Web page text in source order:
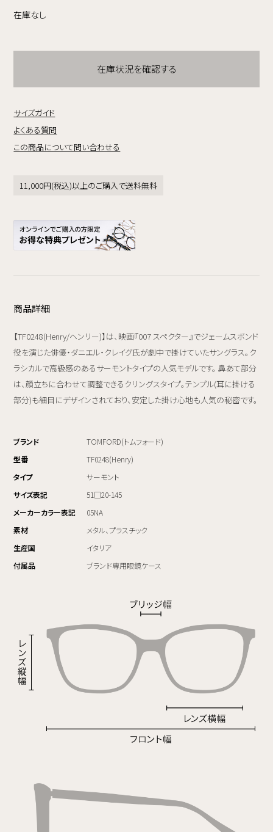
在庫なし
在庫状況を確認する
サイズガイド
よくある質問
この商品について問い合わせる
11,000円(税込)以上のご購入で送料無料
商品詳細
【TF0248(Henry/ヘンリー)】は、映画『007 スペクター』でジェームスボンド
役を演じた俳優・ダニエル・クレイグ氏が劇中で掛けていたサングラス。ク
ラシカルで高級感のあるサーモントタイプの人気モデルです。 鼻あて部分
は、顔立ちに合わせて調整できるクリングスタイプ。テンプル(耳に掛ける
部分)も細目にデザインされており、安定した掛け心地も人気の秘密です。
ブランド
TOMFORD(トムフォード)
型番
TF0248(Henry)
タイプ
サーモント
サイズ表記
51□20-145
メーカーカラー表記
05NA
素材
メタル、プラスチック
生産国
イタリア
付属品
ブランド専用眼鏡ケース